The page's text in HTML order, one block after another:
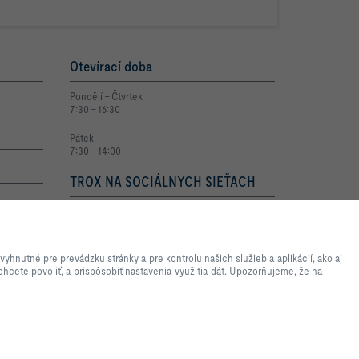
Otevírací doba
Pondělí – Čtvrtek
7:30 – 16:30
Pátek
7:30 – 14:00
TROX NA SOCIÁLNYCH SIEŤACH
na uľahčenie nastavenia
kategórie chcete povoliť, a
nemusia byť dostupné
pre prevádzku stránky a pre kontrolu našich služieb a aplikácií, ako aj
povoliť, a prispôsobiť nastavenia využitia dát. Upozorňujeme, že na